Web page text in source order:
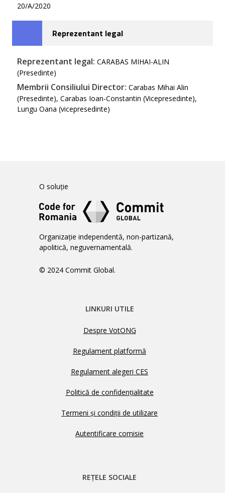
20/A/2020
Reprezentant legal
Reprezentant legal: CARABAS MIHAI-ALIN
(Presedinte)
Membrii Consiliului Director: Carabas Mihai Alin
(Presedinte), Carabas Ioan-Constantin (Vicepresedinte),
Lungu Oana (vicepresedinte)
O soluție
Organizație independentă, non-partizană,
apolitică, neguvernamentală.
© 2024 Commit Global.
LINKURI UTILE
Despre VotONG
Regulament platformă
Regulament alegeri CES
Politică de confidențialitate
Termeni și condiții de utilizare
Autentificare comisie
REȚELE SOCIALE